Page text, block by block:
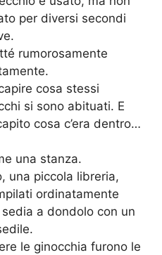
per diversi secondi
rumorosamente
cosa stessi
si sono abituati. E
cosa c’era dentro…
una stanza.
una piccola libreria,
ordinatamente
a dondolo con un
le ginocchia furono le